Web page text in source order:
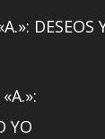
DESEOS
YO